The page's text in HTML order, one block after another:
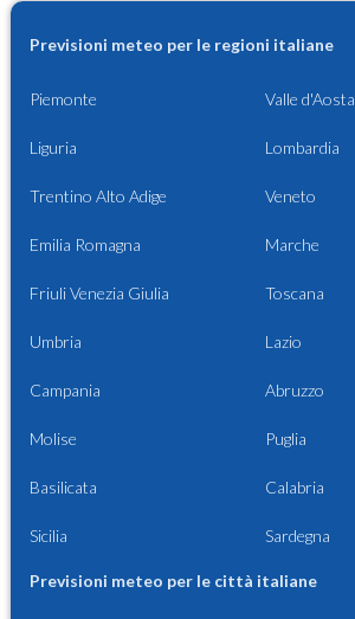
Previsioni meteo per le regioni italiane
Piemonte Valle d'Aosta
Liguria Lombardia
Trentino Alto Adige Veneto
Emilia Romagna Marche
Friuli Venezia Giulia Toscana
Umbria Lazio
Campania Abruzzo
Molise Puglia
Basilicata Calabria
Sicilia Sardegna
Previsioni meteo per le città italiane